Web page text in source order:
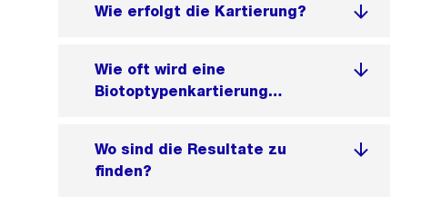
Wie erfolgt die Kartierung?
Wie oft wird eine
Biotoptypenkartierung
Wo sind die Resultate zu
finden?